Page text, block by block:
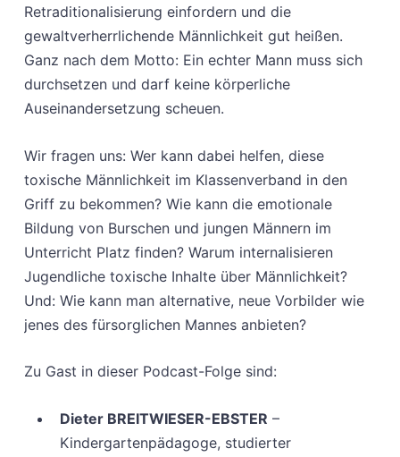
Retraditionalisierung einfordern und die
gewaltverherrlichende Männlichkeit gut heißen.
Ganz nach dem Motto: Ein echter Mann muss sich
durchsetzen und darf keine körperliche
Auseinandersetzung scheuen.
Wir fragen uns: Wer kann dabei helfen, diese
toxische Männlichkeit im Klassenverband in den
Griff zu bekommen? Wie kann die emotionale
Bildung von Burschen und jungen Männern im
Unterricht Platz finden? Warum internalisieren
Jugendliche toxische Inhalte über Männlichkeit?
Und: Wie kann man alternative, neue Vorbilder wie
jenes des fürsorglichen Mannes anbieten?
Zu Gast in dieser Podcast-Folge sind:
Dieter BREITWIESER-EBSTER –
Kindergartenpädagoge, studierter